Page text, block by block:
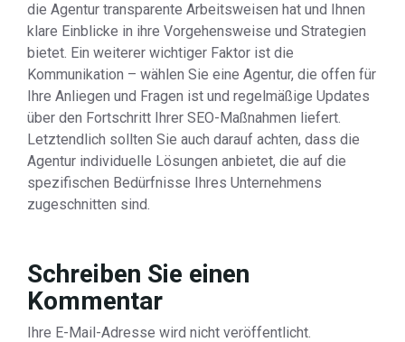
die Agentur transparente Arbeitsweisen hat und Ihnen
klare Einblicke in ihre Vorgehensweise und Strategien
bietet. Ein weiterer wichtiger Faktor ist die
Kommunikation – wählen Sie eine Agentur, die offen für
Ihre Anliegen und Fragen ist und regelmäßige Updates
über den Fortschritt Ihrer SEO-Maßnahmen liefert.
Letztendlich sollten Sie auch darauf achten, dass die
Agentur individuelle Lösungen anbietet, die auf die
spezifischen Bedürfnisse Ihres Unternehmens
zugeschnitten sind.
Schreiben Sie einen
Kommentar
Ihre E-Mail-Adresse wird nicht veröffentlicht.